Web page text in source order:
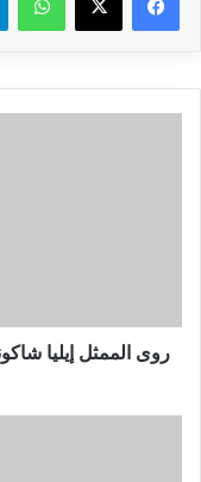
الجديدة
لوالد
روى الممثل إيليا